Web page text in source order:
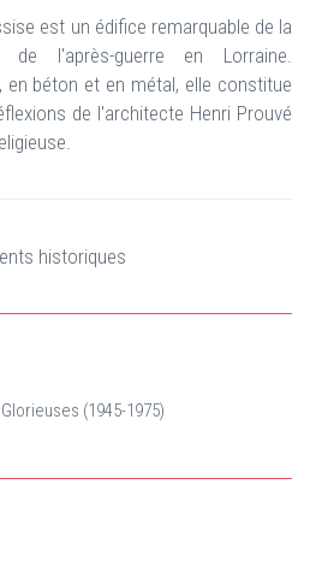
est un édifice remarquable de la
de l'après-guerre en Lorraine.
béton et en métal, elle constitue
de l'architecte Henri Prouvé
historiques
(1945-1975)